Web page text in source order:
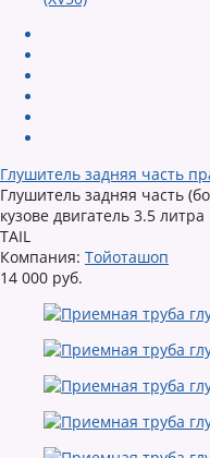
Глушитель задняя часть
Глушитель задняя часть
кузове двигатель 3.5 литра
TAIL
Компания: Тойоташоп
14 000 руб.